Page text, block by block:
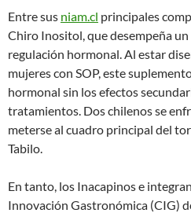
Entre sus niam.cl principales
Chiro Inositol, que desempeña
regulación hormonal. Al estar
mujeres con SOP, este
hormonal sin los efectos
tratamientos. Dos chilenos se
meterse al cuadro principal del
Tabilo.
En tanto, los Inacapinos e
Innovación Gastronómica (CIG)